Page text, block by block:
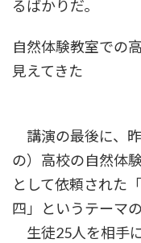
るばかりだ。
自然体験教室での
見えてきた
講演の最後に、
の）高校の自然体
として依頼された
四」というテーマ
生徒25人を相手